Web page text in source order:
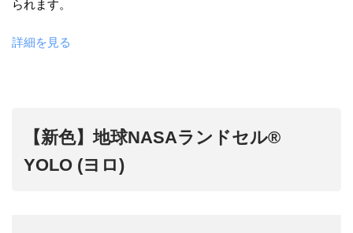
られます。
詳細を見る
【新色】地球NASAランドセル®
YOLO (ヨロ)